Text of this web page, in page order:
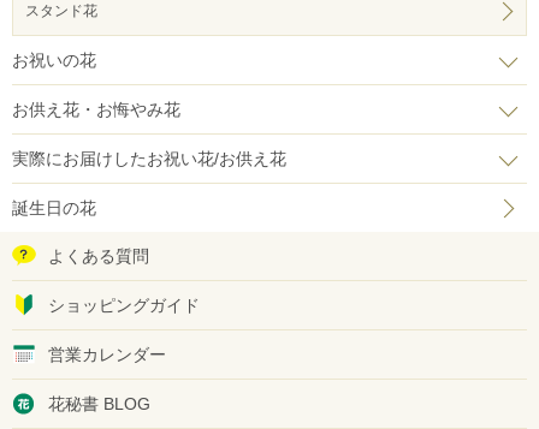
スタンド花
お祝いの花
お供え花・お悔やみ花
実際にお届けしたお祝い花/お供え花
誕生日の花
よくある質問
ショッピングガイド
営業カレンダー
花秘書 BLOG